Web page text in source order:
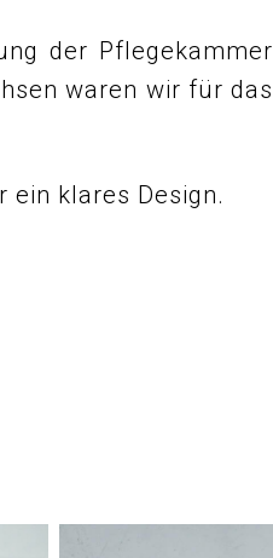
der Pflegekammer
waren wir für das
ein klares Design.